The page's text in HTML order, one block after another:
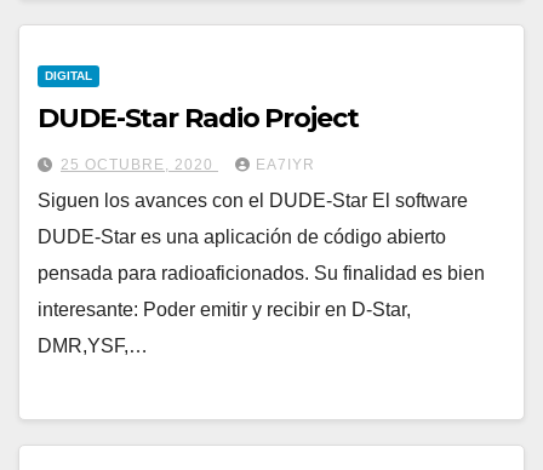
DIGITAL
DUDE-Star Radio Project
25 OCTUBRE, 2020 EA7IYR
Siguen los avances con el DUDE-Star El software
DUDE-Star es una aplicación de código abierto
pensada para radioaficionados. Su finalidad es bien
interesante: Poder emitir y recibir en D-Star,
DMR,YSF,…